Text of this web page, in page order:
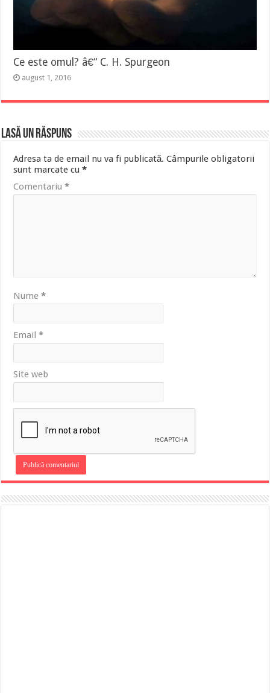
Ce este omul? â€“ C. H. Spurgeon
august 1, 2016
Lasă un răspuns
Adresa ta de email nu va fi publicată. Câmpurile obligatorii
sunt marcate cu*
Comentariu*
Nume*
Email*
Site web